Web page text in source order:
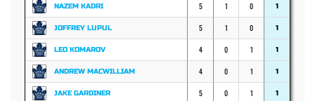
NAZEM KADRI 5 1 0 1
JOFFREY LUPUL 5 1 0 1
LEO KOMAROV 4 0 1 1
ANDREW MACWILLIAM 4 0 1 1
JAKE GARDINER 5 0 1 1